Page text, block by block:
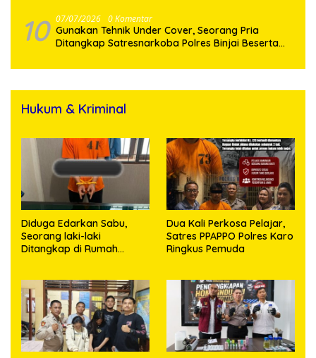
10 07/07/2026 0 Komentar
Gunakan Tehnik Under Cover, Seorang Pria
Ditangkap Satresnarkoba Polres Binjai Beserta
Hukum & Kriminal
Diduga Edarkan Sabu,
Seorang laki-laki
Ditangkap di Rumah
Puluhan Plastik Klip
Dua Kali Perkosa Pelajar,
Satres PPAPPO Polres Karo
Ringkus Pemuda